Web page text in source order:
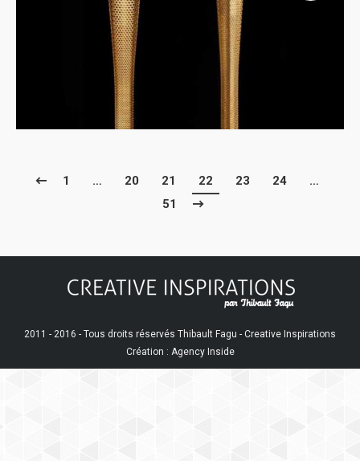
1 … 20 21 22 23 24
…
51
2011 - 2016 - Tous droits réservés Thibault Fagu - Creative Inspirations
Création : Agency Inside